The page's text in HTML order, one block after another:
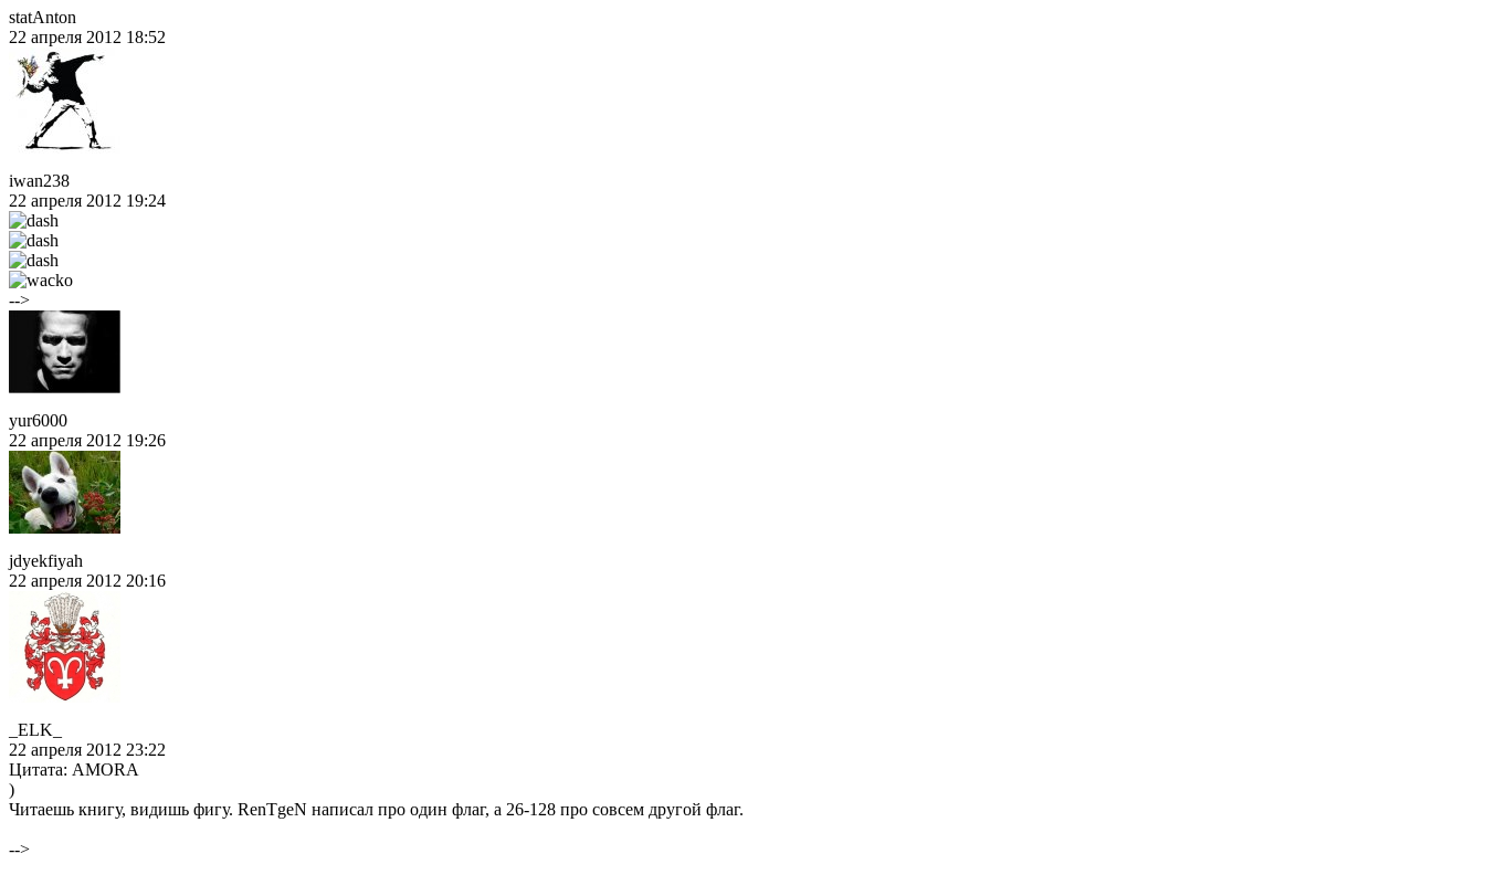
statAnton
22 апреля 2012 18:52
iwan238
22 апреля 2012 19:24
-->
yur6000
22 апреля 2012 19:26
jdyekfiyah
22 апреля 2012 20:16
_ELK_
22 апреля 2012 23:22
Цитата: AMORA
)
Читаешь книгу, видишь фигу. RenTgeN написал про один флаг, а 26-128 про совсем другой флаг.
-->